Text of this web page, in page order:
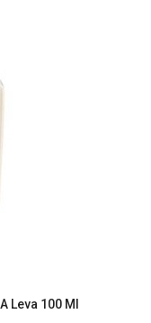
Leva 100 Ml